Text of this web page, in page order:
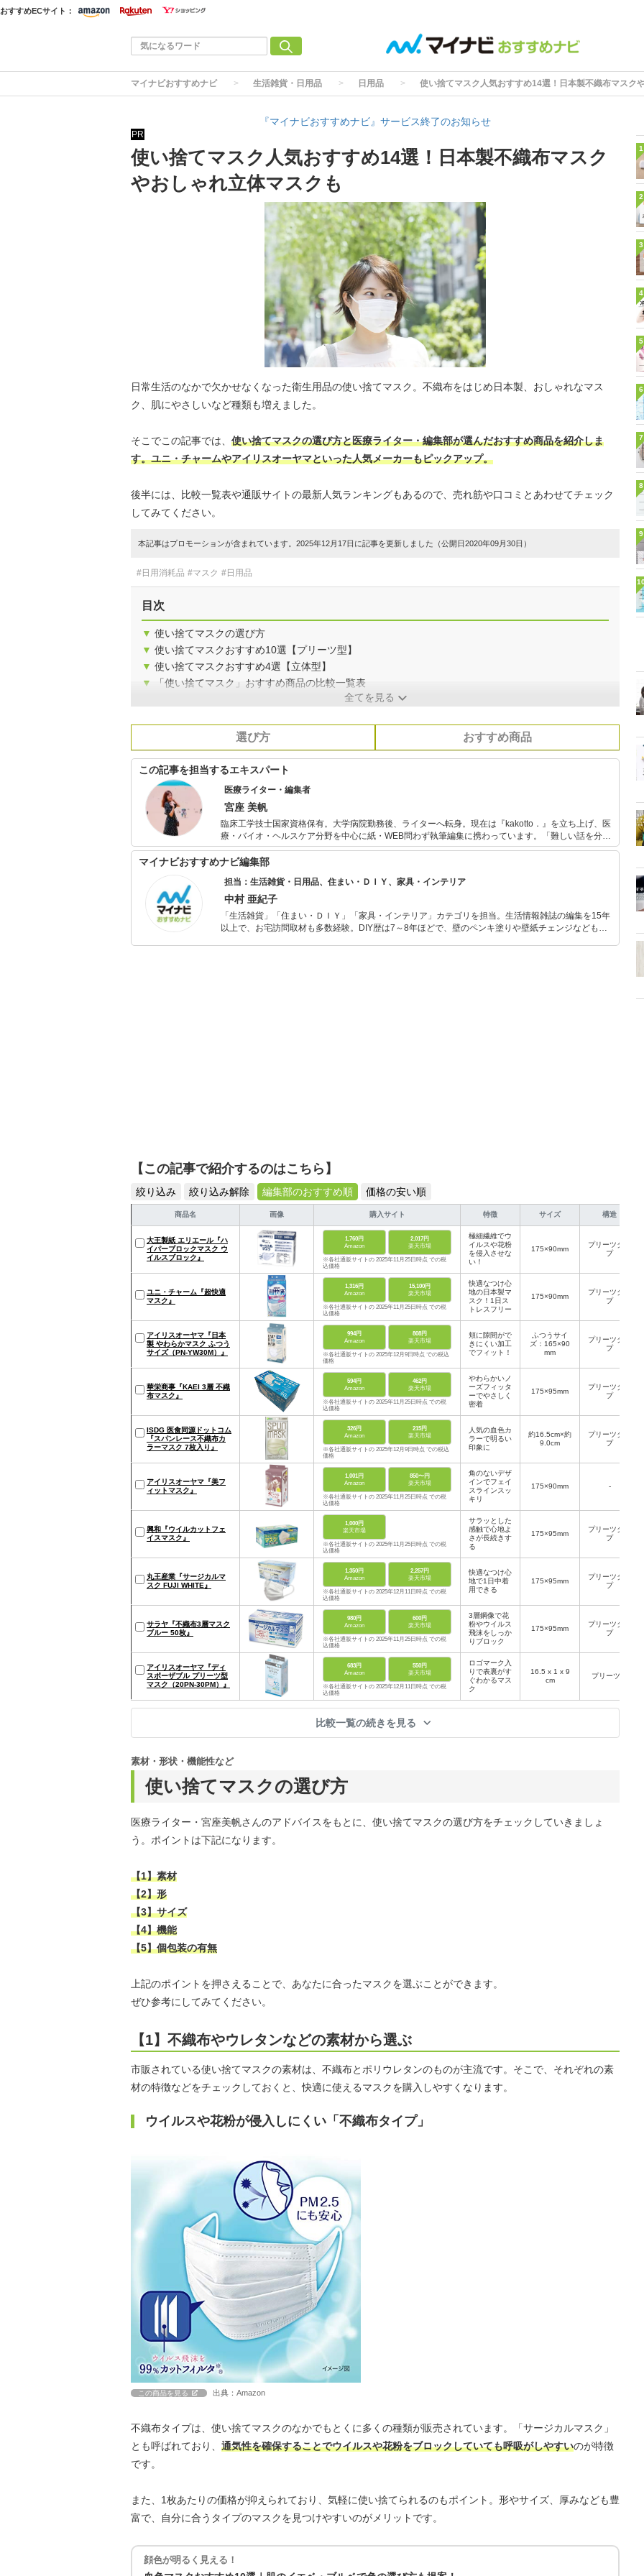
おすすめECサイト：
マイナビおすすめナビ 生活雑貨・日用品 日用品 使い捨てマスク人気おすすめ14選！日本製不織布マスク
『マイナビおすすめナビ』サービス終了のお知らせ
PR
使い捨てマスク人気おすすめ14選！日本製不織布マスク
やおしゃれ立体マスクも
日常生活のなかで欠かせなくなった衛生用品の使い捨てマスク。不織布をはじめ日本製、おしゃれなマス
ク、肌にやさしいなど種類も増えました。
そこでこの記事では、 使い捨てマスクの選び方と医療ライター・編集部が選んだおすすめ商品を紹介しま
す。ユニ・チャームやアイリスオーヤマといった人気メーカーもピックアップ。
後半には、比較一覧表や通販サイトの最新人気ランキングもあるので、売れ筋や口コミとあわせてチェック
してみてください。
本記事はプロモーションが含まれています。2025年12月17日に記事を更新しました（公開日2020年09月30日）
#日用消耗品 #マスク #日用品
目次
▼ 使い捨てマスクの選び方
▼ 使い捨てマスクおすすめ10選【プリーツ型】
▼ 使い捨てマスクおすすめ4選【立体型】
▼
「使い捨てマスク」おすすめ商品の比較一覧表
全てを見る
選び方 おすすめ商品
この記事を担当するエキスパート
医療ライター・編集者
宮座 美帆
臨床工学技士国家資格保有。大学病院勤務後、ライターへ転身。現在は『kakotto．』を立ち上げ、医
療・バイオ・ヘルスケア分野を中心に紙・WEB問わず執筆編集に携わっています。「難しい話を分か
りやすく」をモットーに、心をじんわり温めるような記事作成をお届け。当サイトでは健康にかかわ
るグッズや医療機器などを紹介し、皆さまの健康増進のお手伝いを致します。
マイナビおすすめナビ編集部
担当：生活雑貨・日用品、住まい・ＤＩＹ、家具・インテリア
中村 亜紀子
「生活雑貨」「住まい・ＤＩＹ」「家具・インテリア」カテゴリを担当。生活情報雑誌の編集を15年
以上で、お宅訪問取材も多数経験。DIY歴は7～8年ほどで、壁のペンキ塗りや壁紙チェンジなどもチ
【この記事で紹介するのはこちら】
絞り込み 絞り込み解除 編集部のおすすめ順 価格の安い順
商品名 画像 購入サイト 特徴 サイズ 構造
大王製紙 エリエール『ハ
イパーブロックマスク ウ
イルスブロック』
1,760円
Amazon
2,017円
楽天市場
※各社通販サイトの 2025年11月25日時点 での税
込価格
極細繊維でウ
イルスや花粉
を侵入させな
い！
175×90mm
プリーツタイ
プ
ユニ・チャーム『超快適
マスク』
1,316円
Amazon
15,100円
楽天市場
※各社通販サイトの 2025年11月25日時点 での税
込価格
快適なつけ心
地の日本製マ
スク！1日ス
トレスフリー
175×90mm
プリーツタイ
プ
アイリスオーヤマ『日本
製 やわらかマスク ふつう
サイズ（PN-YW30M）』
994円
Amazon
808円
楽天市場
※各社通販サイトの 2025年12月9日時点 での税込
価格
頬に隙間がで
きにくい加工
でフィット！
ふつうサイ
ズ：165×90
mm
プリーツタイ
プ
​華栄商事『KAEI 3層 不織
布マスク』
594円
Amazon
462円
楽天市場
※各社通販サイトの 2025年11月25日時点 での税
込価格
やわらかいノ
ーズフィッタ
ーでやさしく
密着
175×95mm
プリーツタイ
プ
ISDG 医食同源ドットコム
『スパンレース不織布カ
ラーマスク 7枚入り』
326円
Amazon
215円
楽天市場
※各社通販サイトの 2025年12月9日時点 での税込
価格
人気の血色カ
ラーで明るい
印象に
約16.5cm×約
9.0cm
プリーツタイ
プ
アイリスオーヤマ『美フ
ィットマスク』
1,001円
Amazon
850〜円
楽天市場
※各社通販サイトの 2025年11月25日時点 での税
込価格
角のないデザ
インでフェイ
スラインスッ
キリ
175×90mm -
興和『ウイルカットフェ
イスマスク』
1,000円
楽天市場
※各社通販サイトの 2025年11月25日時点 での税
込価格
サラッとした
感触で心地よ
さが長続きす
る
175×95mm
プリーツタイ
プ
丸王産業『サージカルマ
スク FUJI WHITE』
1,350円
Amazon
2,257円
楽天市場
※各社通販サイトの 2025年12月11日時点 での税
込価格
快適なつけ心
地で1日中着
用できる
175×95mm
プリーツタイ
プ
サラヤ『不織布3層マスク
ブルー 50枚』
980円
Amazon
600円
楽天市場
※各社通販サイトの 2025年11月25日時点 での税
込価格
3層鋼像で花
粉やウイルス
飛沫をしっか
りブロック
175×95mm
プリーツタイ
プ
アイリスオーヤマ『ディ
スポーザブル プリーツ型
マスク（20PN-30PM）』
683円
Amazon
550円
楽天市場
※各社通販サイトの 2025年12月11日時点 での税
込価格
ロゴマーク入
りで表裏がす
ぐわかるマス
ク
‎16.5 x 1 x 9
cm
プリーツ型
比較一覧の続きを見る
使い捨てマスクの選び方
素材・形状・機能性など
医療ライター・宮座美帆さんのアドバイスをもとに、使い捨てマスクの選び方をチェックしていきましょ
う。ポイントは下記になります。
【1】素材
【2】形
【3】サイズ
【4】機能
【5】個包装の有無
上記のポイントを押さえることで、あなたに合ったマスクを選ぶことができます。
ぜひ参考にしてみてください。
【1】不織布やウレタンなどの素材から選ぶ
市販されている使い捨てマスクの素材は、不織布とポリウレタンのものが主流です。そこで、それぞれの素
材の特徴などをチェックしておくと、快適に使えるマスクを購入しやすくなります。
ウイルスや花粉が侵入しにくい「不織布タイプ」
この商品を見る 出典：Amazon
不織布タイプは、使い捨てマスクのなかでもとくに多くの種類が販売されています。「サージカルマスク」
とも呼ばれており、 通気性を確保することでウイルスや花粉をブロックしていても呼吸がしやすいのが特徴
です。
また、1枚あたりの価格が抑えられており、気軽に使い捨てられるのもポイント。形やサイズ、厚みなども豊
富で、自分に合うタイプのマスクを見つけやすいのがメリットです。
顔色が明るく見える！
1
2
3
4
5
6
7
8
9